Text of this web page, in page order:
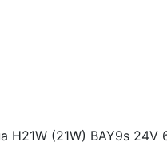
H21W (21W) BAY9s